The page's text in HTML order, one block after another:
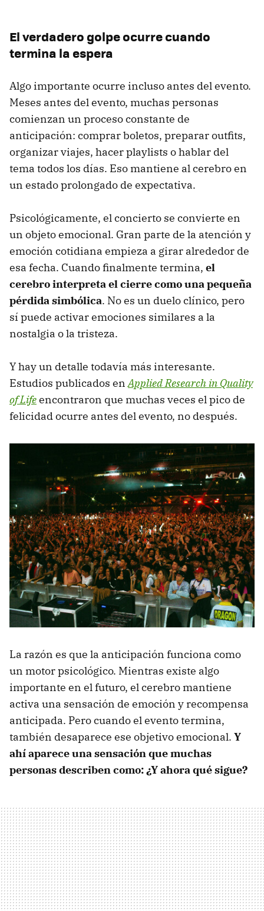
El verdadero golpe ocurre cuando
termina la espera
Algo importante ocurre incluso antes del evento.
Meses antes del evento, muchas personas
comienzan un proceso constante de
anticipación: comprar boletos, preparar outfits,
organizar viajes, hacer playlists o hablar del
tema todos los días. Eso mantiene al cerebro en
un estado prolongado de expectativa.
Psicológicamente, el concierto se convierte en
un objeto emocional. Gran parte de la atención y
emoción cotidiana empieza a girar alrededor de
esa fecha. Cuando finalmente termina, el
cerebro interpreta el cierre como una pequeña
pérdida simbólica. No es un duelo clínico, pero
sí puede activar emociones similares a la
nostalgia o la tristeza.
Y hay un detalle todavía más interesante.
Estudios publicados enApplied Research in Quality
of Lifeencontraron que muchas veces el pico de
felicidad ocurre antes del evento, no después.
La razón es que la anticipación funciona como
un motor psicológico. Mientras existe algo
importante en el futuro, el cerebro mantiene
activa una sensación de emoción y recompensa
anticipada. Pero cuando el evento termina,
también desaparece ese objetivo emocional. Y
ahí aparece una sensación que muchas
personas describen como: ¿Y ahora qué sigue?